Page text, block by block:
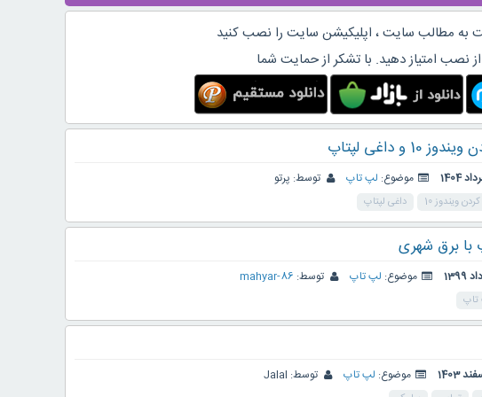
به مطالب سایت ، اپلیکیشن سایت را نصب کنید
نصب امتیاز دهید. با تشکر از حمایت شما
داغی لپتاپ
موضوع: لپ تاپ توسط: پرتو
ویندوز 10 داغی لپتاپ
با برق شهری
موضوع: لپ تاپ توسط: mahyar-86
تاپ
موضوع: لپ تاپ توسط: Jalal